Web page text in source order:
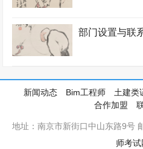
部门设置与联
新闻动态 Bim工程师 土建类
合作加盟
地址：南京市新街口中山东路9号
师考试